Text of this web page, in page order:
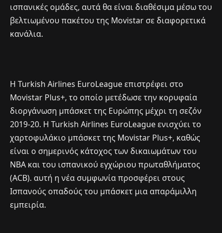
ισπανικές ομάδες, αυτά θα είναι διαθέσιμα μέσω του
βελτιωμένου πακέτου της Movistar σε διαφορετικά
κανάλια.
Η Turkish Airlines EuroLeague επιστρέφει στο
Movistar Plus+, το οποίο μετέδωσε την κορυφαία
διοργάνωση μπάσκετ της Ευρώπης μέχρι τη σεζόν
2019-20. Η Turkish Airlines EuroLeague ενισχύει το
χαρτοφυλάκιο μπάσκετ της Movistar Plus+, καθώς
είναι ο σημερινός κάτοχος των δικαιωμάτων του
NBA και του ισπανικού εγχώριου πρωταθλήματος
(ACB). αυτή η νέα συμφωνία προσφέρει στους
Ισπανούς οπαδούς του μπάσκετ μια απαράμιλλη
εμπειρία.